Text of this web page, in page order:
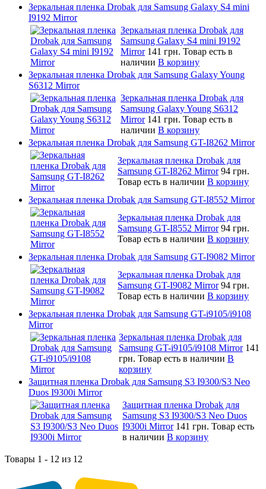
Зеркальная пленка Drobak для Samsung Galaxy S4 mini
I9192 Mirror
Зеркальная пленка Drobak для
Samsung Galaxy S4 mini I9192
Mirror 141 грн. Товар есть в
наличии В корзину
Зеркальная пленка Drobak для Samsung Galaxy Young
S6312 Mirror
Зеркальная пленка Drobak для
Samsung Galaxy Young S6312
Mirror 141 грн. Товар есть в
наличии В корзину
Зеркальная пленка Drobak для Samsung GT-I8262 Mirror
Зеркальная пленка Drobak для
Samsung GT-I8262 Mirror 94 грн.
Товар есть в наличии В корзину
Зеркальная пленка Drobak для Samsung GT-I8552 Mirror
Зеркальная пленка Drobak для
Samsung GT-I8552 Mirror 94 грн.
Товар есть в наличии В корзину
Зеркальная пленка Drobak для Samsung GT-I9082 Mirror
Зеркальная пленка Drobak для
Samsung GT-I9082 Mirror 94 грн.
Товар есть в наличии В корзину
Зеркальная пленка Drobak для Samsung GT-i9105/i9108
Mirror
Зеркальная пленка Drobak для
Samsung GT-i9105/i9108 Mirror 141
грн. Товар есть в наличии В
корзину
Защитная пленка Drobak для Samsung S3 I9300/S3 Neo
Duos I9300i Mirror
Защитная пленка Drobak для
Samsung S3 I9300/S3 Neo Duos
I9300i Mirror 141 грн. Товар есть
в наличии В корзину
Товары 1 - 12 из 12